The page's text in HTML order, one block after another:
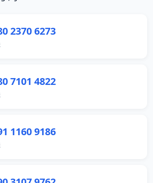
2370 6273
7101 4822
1160 9186